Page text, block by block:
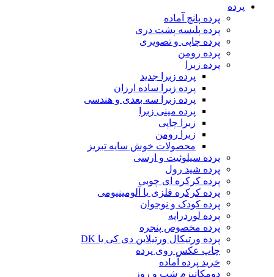
پرده
پرده پانچ آماده
پرده پلیسه پشت دری
پرده چاپی و تصویری
پرده رومن
پرده زبرا
پرده زبرا جدید
پرده زبرا ساده ارزان
پرده زبرا سه بعدی و هندسی
پرده مینی زبرا
زبرا چاپی
زبرا رومن
محصولات خوش سایه تبریز
پرده سیلوئیت و ارسی
پرده شید رول
پرده کرکره ای چوبی
پرده کرکره فلزی یا آلومینیومی
پرده کودک و نوجوان
پرده لوردراپه
پرده مخصوص پنجره
پرده ورتیکال ورتیلاین دی کی یا DK
چاپ عکس روی پرده
خرید پرده آماده
دومکانیزم شب و روز